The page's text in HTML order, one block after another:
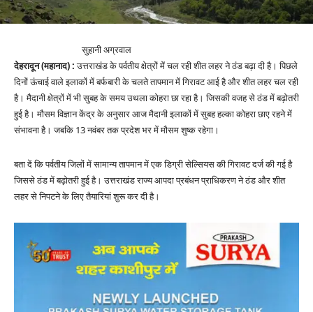
सुहानी अग्रवाल
देहरादून (महानाद) :उत्तराखंड के पर्वतीय क्षेत्रों में चल रही शीत लहर ने ठंड बढ़ा दी है। पिछले
दिनों ऊंचाई वाले इलाकों में बर्फबारी के चलते तापमान में गिरावट आई है और शीत लहर चल रही
है। मैदानी क्षेत्रों में भी सुबह के समय उथला कोहरा छा रहा है। जिसकी वजह से ठंड में बढ़ोतरी
हुई है। मौसम विज्ञान केंद्र के अनुसार आज मैदानी इलाकों में सुबह हल्का कोहरा छाए रहने में
संभावना है। जबकि 13 नवंबर तक प्रदेश भर में मौसम शुष्क रहेगा।
बता दें कि पर्वतीय जिलों में सामान्य तापमान में एक डिग्री सेल्सियस की गिरावट दर्ज की गई है
जिससे ठंड में बढ़ोतरी हुई है। उत्तराखंड राज्य आपदा प्रबंधन प्राधिकरण ने ठंड और शीत
लहर से निपटने के लिए तैयारियां शुरू कर दी है।